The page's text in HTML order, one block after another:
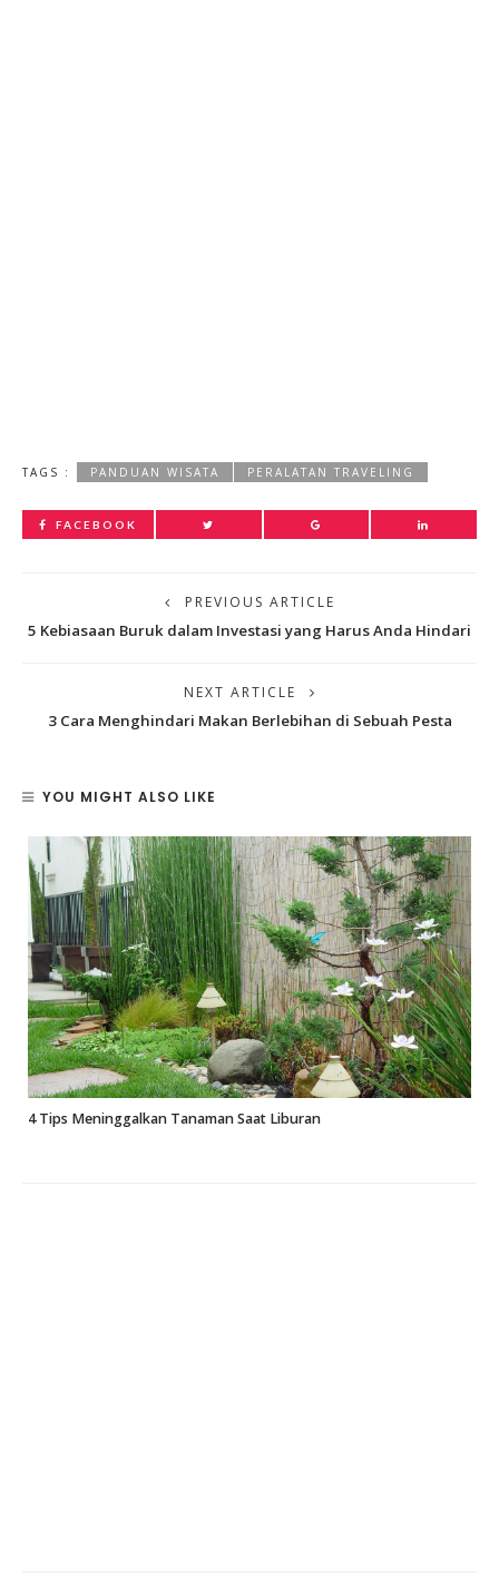
TAGS : PANDUAN WISATA PERALATAN TRAVELING
FACEBOOK
PREVIOUS ARTICLE
5 Kebiasaan Buruk dalam Investasi yang Harus Anda Hindari
NEXT ARTICLE
3 Cara Menghindari Makan Berlebihan di Sebuah Pesta
YOU MIGHT ALSO LIKE
4 Tips Meninggalkan Tanaman Saat Liburan